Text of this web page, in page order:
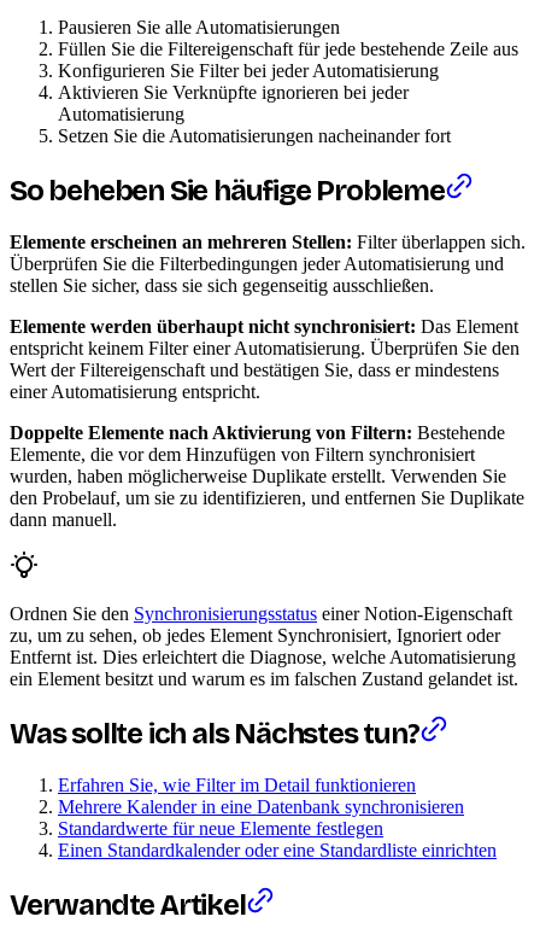
Pausieren Sie alle Automatisierungen
Füllen Sie die Filtereigenschaft für jede bestehende Zeile aus
Konfigurieren Sie Filter bei jeder Automatisierung
Aktivieren Sie Verknüpfte ignorieren bei jeder
Automatisierung
Setzen Sie die Automatisierungen nacheinander fort
So beheben Sie häufige Probleme
Elemente erscheinen an mehreren Stellen: Filter überlappen sich.
Überprüfen Sie die Filterbedingungen jeder Automatisierung und
stellen Sie sicher, dass sie sich gegenseitig ausschließen.
Elemente werden überhaupt nicht synchronisiert: Das Element
entspricht keinem Filter einer Automatisierung. Überprüfen Sie den
Wert der Filtereigenschaft und bestätigen Sie, dass er mindestens
einer Automatisierung entspricht.
Doppelte Elemente nach Aktivierung von Filtern: Bestehende
Elemente, die vor dem Hinzufügen von Filtern synchronisiert
wurden, haben möglicherweise Duplikate erstellt. Verwenden Sie
den Probelauf, um sie zu identifizieren, und entfernen Sie Duplikate
dann manuell.
Ordnen Sie den Synchronisierungsstatus einer Notion-Eigenschaft
zu, um zu sehen, ob jedes Element Synchronisiert, Ignoriert oder
Entfernt ist. Dies erleichtert die Diagnose, welche Automatisierung
ein Element besitzt und warum es im falschen Zustand gelandet ist.
Was sollte ich als Nächstes tun?
Erfahren Sie, wie Filter im Detail funktionieren
Mehrere Kalender in eine Datenbank synchronisieren
Standardwerte für neue Elemente festlegen
Einen Standardkalender oder eine Standardliste einrichten
Verwandte Artikel